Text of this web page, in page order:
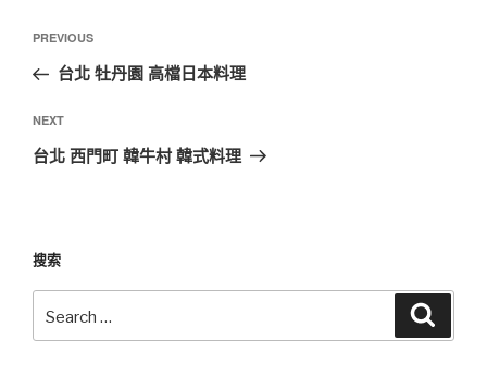
PREVIOUS
台北 牡丹園 高檔日本料理
NEXT
台北 西門町 韓牛村 韓式料理
搜索